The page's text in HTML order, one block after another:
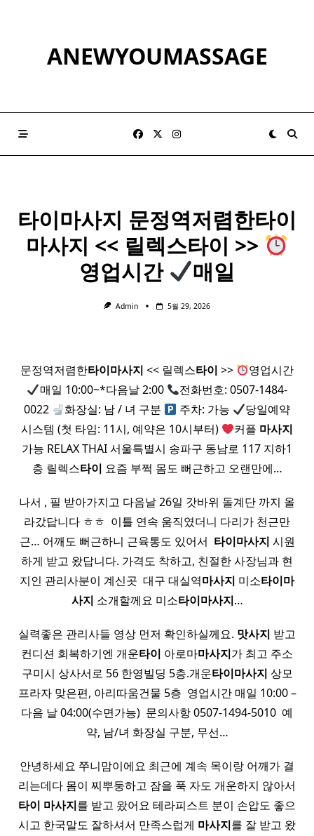
ANEWYOUMASSAGE
타이마사지 문정역저렴한타이
마사지 << 릴렉스타이 >>
영업시간
매일
Admin 5월 29, 2026
문정역저렴한타이마사지 << 릴렉스타이 >>
영업시간
매일 10:00~*다음날 2:00
전화번호: 0507-1484-
0022
화장실: 남 / 녀 구분 주차: 가능
당일예약
시스템 (첫 타임: 11시, 예약은 10시부터)
커플 마사지
가능 RELAX THAI 서울특별시 송파구 동남로 117 지하1
층 릴렉스타이 요즘 부쩍 몸도 뻐근하고 오랜만에…
나서 , 필 받아가지고 다음날 26일 갓바위 돌계단 까지 올
라갔답니다 ㅎㅎ ​ 이틀 연속 움직였더니 다리가 천근만
근… 어깨도 뻐근하니 근육통도 있어서 ​ 타이마사지 시원
하게 받고 왔답니다. 가격도 착하고, 친절한 사장님과 현
지인 관리사분이 계신곳 ​ 대구 대실역마사지 미소타이마
사지 소개할께요 미소타이마사지…
실력좋은 관리사들 영상 먼저 확인하실께요. 맛사지 받고
컨디션 회복하기엔 개운타이 아로마마사지가 최고 주소
구미시 상사서로 56 한영빌딩 5층.개운타이마사지 상모
프라자 맞은편, 아리따움건물 5층 ​ 영업시간 매일 10:00 –
다음 날 04:00(수면가능) ​ 문의사항 0507-1494-5010 ​ 예
약, 남/녀 화장실 구분, 무선…
안녕하세요 쭈니맘이에요 최근에 계속 목이랑 어깨가 결
리는데다 몸이 찌뿌둥하고 잠을 푹 자도 개운하지 않아서
타이 마사지를 받고 왔어요 테라피스트 분이 손압도 좋으
시고 한국말도 잘하셔서 만족스럽게 마사지를 잘 받고 왔